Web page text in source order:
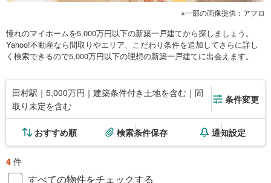
一部の画像提供：アフロ
憧れのマイホームを5,000万円以下の新築一戸建てから探しましょう。
Yahoo!不動産なら間取りやエリア、こだわり条件を追加してさらに詳し
く検索できるので5,000万円以下の理想の新築一戸建てに出会えます。
田村駅｜5,000万円｜建築条件付き土地を含む｜間
取り未定を含む
条件変更
おすすめ順 検索条件保存 通知設定
4 件
すべての物件をチェックする